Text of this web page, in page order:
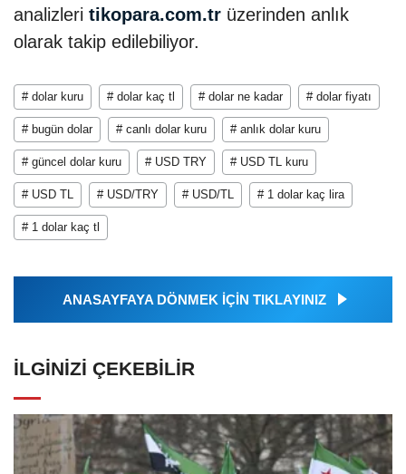
analizleri tikopara.com.tr üzerinden anlık
olarak takip edilebiliyor.
# dolar kuru # dolar kaç tl # dolar ne kadar # dolar fiyatı
# bugün dolar # canlı dolar kuru # anlık dolar kuru
# güncel dolar kuru # USD TRY # USD TL kuru
# USD TL # USD/TRY # USD/TL # 1 dolar kaç lira
# 1 dolar kaç tl
ANASAYFAYA DÖNMEK İÇİN TIKLAYINIZ
İLGINIZI ÇEKEBILIR